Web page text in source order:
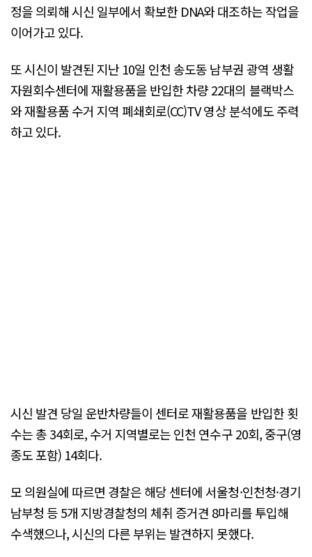
정을 의뢰해 시신 일부에서 확보한 DNA와 대조하는 작업을
이어가고 있다.
또 시신이 발견된 지난 10일 인천 송도동 남부권 광역 생활
자원회수센터에 재활용품을 반입한 차량 22대의 블랙박스
와 재활용품 수거 지역 폐쇄회로(CC)TV 영상 분석에도 주력
하고 있다.
시신 발견 당일 운반차량들이 센터로 재활용품을 반입한 횟
수는 총 34회로, 수거 지역별로는 인천 연수구 20회, 중구(영
종도 포함) 14회다.
모 의원실에 따르면 경찰은 해당 센터에 서울청·인천청·경기
남부청 등 5개 지방경찰청의 체취 증거견 8마리를 투입해
수색했으나, 시신의 다른 부위는 발견하지 못했다.